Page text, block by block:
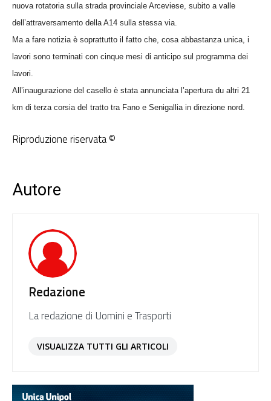
nuova rotatoria sulla strada provinciale Arceviese, subito a valle
dell’attraversamento della A14 sulla stessa via.
Ma a fare notizia è soprattutto il fatto che, cosa abbastanza unica, i
lavori sono terminati con cinque mesi di anticipo sul programma dei
lavori.
All’inaugurazione del casello è stata annunciata l’apertura du altri 21
km di terza corsia del tratto tra Fano e Senigallia in direzione nord.
Riproduzione riservata ©
Autore
Redazione
La redazione di Uomini e Trasporti
VISUALIZZA TUTTI GLI ARTICOLI